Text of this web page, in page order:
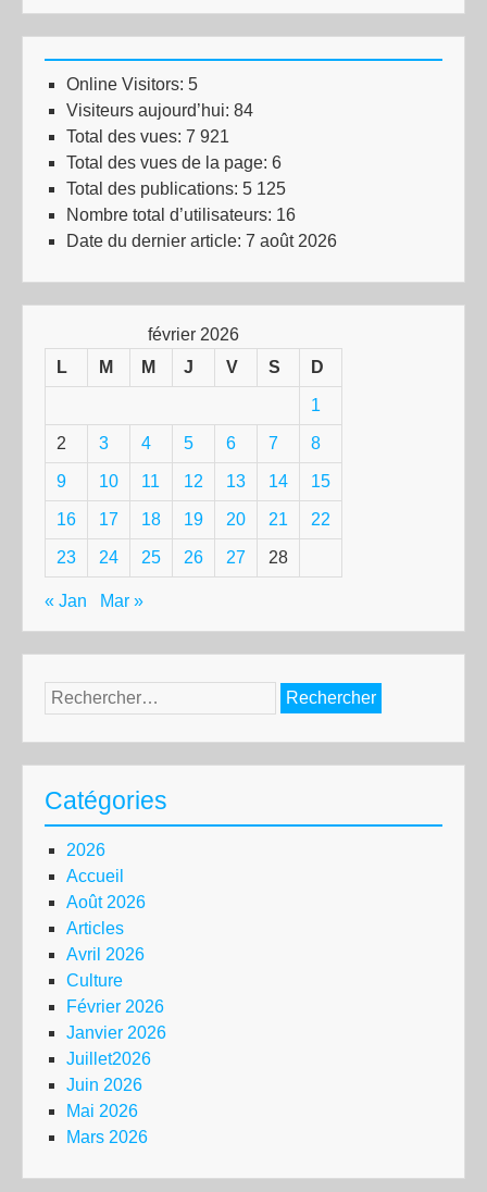
Online Visitors: 5
Visiteurs aujourd’hui: 84
Total des vues: 7 921
Total des vues de la page: 6
Total des publications: 5 125
Nombre total d’utilisateurs: 16
Date du dernier article: 7 août 2026
février 2026
L
M M J V S D
1
2 3 4 5 6 7 8
9 10 11 12 13 14 15
16 17 18 19 20 21 22
23 24 25 26 27 28
« Jan Mar »
Rechercher :
Catégories
2026
Accueil
Août 2026
Articles
Avril 2026
Culture
Février 2026
Janvier 2026
Juillet2026
Juin 2026
Mai 2026
Mars 2026